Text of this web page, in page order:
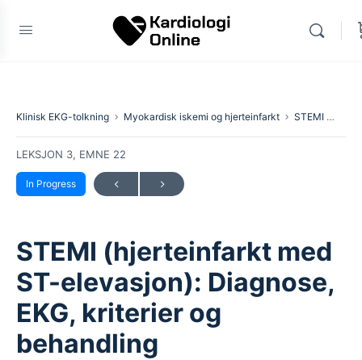
Klinisk EKG-tolkning Myokardisk iskemi og hjerteinfarkt STEMI (hjerteinfarkt med ST-elevasjon): Diagnose, EKG, kriterier og behandling
LEKSJON 3, EMNE 22
In Progress
STEMI (hjerteinfarkt med
ST-elevasjon): Diagnose,
EKG, kriterier og
behandling